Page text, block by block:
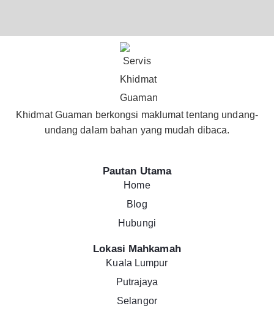
Khidmat Guaman berkongsi maklumat tentang undang-
undang dalam bahan yang mudah dibaca.
Pautan Utama
Home
Blog
Hubungi
Lokasi Mahkamah
Kuala Lumpur
Putrajaya
Selangor